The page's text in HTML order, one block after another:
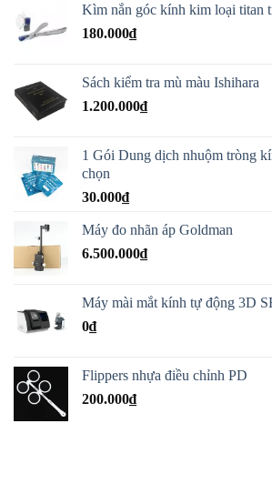
Kìm nắn góc kính kim loại titan
180.000₫
Sách kiểm tra mù màu Ishihara
1.200.000₫
1 Gói Dung dịch nhuộm tròng
chọn
30.000₫
Máy đo nhãn áp Goldman
6.500.000₫
Máy mài mắt kính tự động 3D
0₫
Flippers nhựa điều chỉnh PD
200.000₫